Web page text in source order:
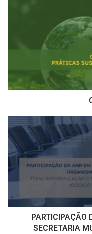
Cartilha
DA
ANR
EM
AGENDA
COM
A
SECRETARIA
MUNICIPAL
URBANISMO
PARTICIPAÇÃO
SECRETARIA